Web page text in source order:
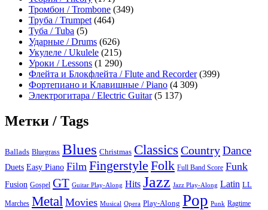
Тромбон / Trombone (349)
Труба / Trumpet (464)
Туба / Tuba (5)
Ударные / Drums (626)
Укулеле / Ukulele (215)
Уроки / Lessons (1 290)
Флейта и Блокфлейта / Flute and Recorder(399)
Фортепиано и Клавишные / Piano (4 309)
Электрогитара / Electric Guitar(5 137)
Метки / Tags
Ballads Bluegrass Blues Christmas Classics CountryDance
Duets Easy Piano Film Fingerstyle Folk Full Band Score Funk
Fusion Gospel GT Guitar Play-Along Hits Jazz Jazz Play-Along Latin LL
Marches Metal Movies Musical Opera Play-Along Pop Punk Ragtime